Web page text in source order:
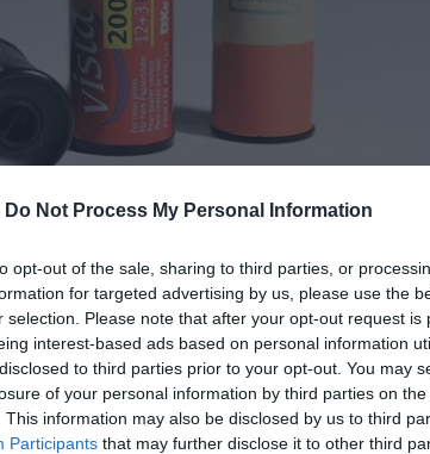
Do Not Process My Personal Information
opt-out of the sale, sharing to third parties, or
for targeted advertising by us, please use the
selection. Please note that after your opt-out request is
interest-based ads based on personal information
to third parties prior to your opt-out. You may
of your personal information by third parties on the
This information may also be disclosed by us to third
Participants that may further disclose it to other third
MIESTASVilnius